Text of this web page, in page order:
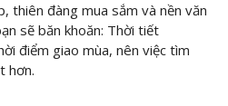
thiên đàng mua sắm và nền văn
sẽ băn khoăn: Thời tiết
điểm giao mùa, nên việc tìm
hơn.